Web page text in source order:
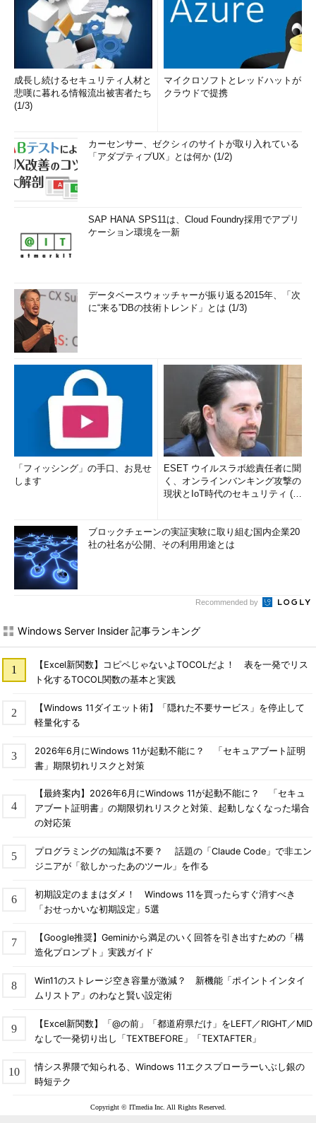
（［Windows］＋［Tab］キーやタスクバーなどに表示され
る）アプリの一覧には残ったままである。
（6）閉じるボタン。これはアプリのウィンドウを「閉じ
る」だけで、終了させるわけではない。アプリの一覧から削
除されるだけである。
いつでも表示できるタスクバー
ルト設定）にのみ「タスクバー」が表示されていたが、Windows
8.1 Updateではデスクトップ画面だけでなく、Windowsストアア
プリでもタスクバーが表示されるようになった。ただしいつでも
表示されるわけではなく、Windowsストアアプリでマウスカーソ
示される。先ほどのタイトルバー表示と同様に、これはマウス操
作時にのみ表示される特別な機能であり、タッチ操作の場合は表
示されない（これはこれで不便だと思うが、タッチ操作でタスク
Windowsストアアプリでも表示されるタスクバー
これはトラベルアプリと地図アプリを左右に2分割表示させ
ているところ。この状態でマウスカーソルを画面最下端へ移
動させると、タスクバーが画面幅いっぱいに表示され、Win
dowsストアアプリやデスクトップアプリケーションなどを
一覧、選択できる。
ケーションだけでなく、実行中のWindowsストアアプリのアイコ
ンも表示されるようになっている。従来はデスクトップアプリケ
ーションとWindowsストアアプリでは、一覧表示させたり切り替
えたりする方法が異なっていたが（［Alt］＋［Tab］キーを使っ
た方法だけは、両者をシームレスに切り替えできた）、これでア
プリケーションの種類によらず、同じ操作で切り替えできるよう
をピン留めしておくこともできる（従来はデスクトップアプリケ
8.1 Updateのデフォルト設定では、「ストア」アプリがあらかじ
めタスクバーにピン留めされている。
タスクバーのプレビュー
れるだけでなく、そのウィンドウの内容もプレビュー表示さ
れる。
のアプリだけは最初からピン留めされている。
（2）実行中のストアアプリの例。周りが白く表示されて
いる。アプリを「最小化」してもここには表示されるが、
（ピン留めしている場合は除く）。
（3）マウスカーソルをタスクバーのアイコンの上に置く
のまま操作できるものもある（「ミュージック」アプリな
ど）。
タスクバーにWindowsストアアプリを表示させるかどうかは、
になっているはずだが、これをオフにすると従来と同じように、
タスクバーにはデスクトップアプリケーションしか表示されない
成長し続けるセキュリティ人材と
悲嘆に暮れる情報流出被害者たち
(1/3)
マイクロソフトとレッドハットが
クラウドで提携
カーセンサー、ゼクシィのサイトが取り入れている
「アダプティブUX」とは何か (1/2)
SAP HANA SPS11は、Cloud Foundry採用でアプリ
ケーション環境を一新
データベースウォッチャーが振り返る2015年、「次
に“来る”DBの技術トレンド」とは (1/3)
「フィッシング」の手口、お見せ
します
ESET ウイルスラボ総責任者に聞
く、オンラインバンキング攻撃の
現状とIoT時代のセキュリティ (1/
ブロックチェーンの実証実験に取り組む国内企業20
社の社名が公開、その利用用途とは
Recommended by
Windows Server Insider 記事ランキング
【Excel新関数】コピペじゃないよTOCOLだよ！ 表を一発でリス
ト化するTOCOL関数の基本と実践
【Windows 11ダイエット術】「隠れた不要サービス」を停止して
軽量化する
2026年6月にWindows 11が起動不能に？ 「セキュアブート証明
書」期限切れリスクと対策
【最終案内】2026年6月にWindows 11が起動不能に？ 「セキュ
アブート証明書」の期限切れリスクと対策、起動しなくなった場合
の対応策
プログラミングの知識は不要？ 話題の「Claude Code」で非エン
ジニアが「欲しかったあのツール」を作る
初期設定のままはダメ！ Windows 11を買ったらすぐ消すべき
「おせっかいな初期設定」5選
【Google推奨】Geminiから満足のいく回答を引き出すための「構
造化プロンプト」実践ガイド
Win11のストレージ空き容量が激減？ 新機能「ポイントインタイ
ムリストア」のわなと賢い設定術
【Excel新関数】「@の前」「都道府県だけ」をLEFT／RIGHT／MID
なしで一発切り出し「TEXTBEFORE」「TEXTAFTER」
情シス界隈で知られる、Windows 11エクスプローラーいぶし銀の
時短テク
Copyright © ITmedia Inc. All Rights Reserved.